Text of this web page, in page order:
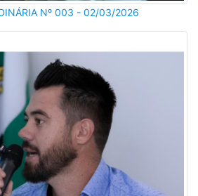
Nº 003 - 02/03/2026